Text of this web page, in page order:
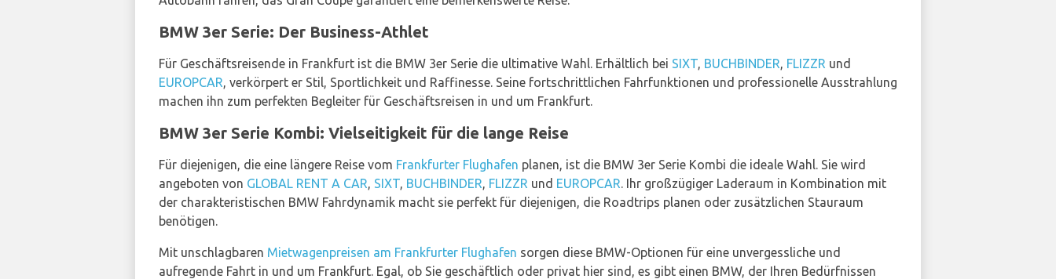
BMW 3er Serie: Der Business-Athlet
Für Geschäftsreisende in Frankfurt ist die BMW 3er Serie die ultimative Wahl. Erhältlich bei SIXT, BUCHBINDER, FLIZZR und
EUROPCAR, verkörpert er Stil, Sportlichkeit und Raffinesse. Seine fortschrittlichen Fahrfunktionen und professionelle Ausstrahlung
machen ihn zum perfekten Begleiter für Geschäftsreisen in und um Frankfurt.
BMW 3er Serie Kombi: Vielseitigkeit für die lange Reise
Für diejenigen, die eine längere Reise vom Frankfurter Flughafen planen, ist die BMW 3er Serie Kombi die ideale Wahl. Sie wird
angeboten von GLOBAL RENT A CAR, SIXT, BUCHBINDER, FLIZZR und EUROPCAR. Ihr großzügiger Laderaum in Kombination mit
der charakteristischen BMW Fahrdynamik macht sie perfekt für diejenigen, die Roadtrips planen oder zusätzlichen Stauraum
benötigen.
Mit unschlagbaren Mietwagenpreisen am Frankfurter Flughafen sorgen diese BMW-Optionen für eine unvergessliche und
aufregende Fahrt in und um Frankfurt. Egal, ob Sie geschäftlich oder privat hier sind, es gibt einen BMW, der Ihren Bedürfnissen